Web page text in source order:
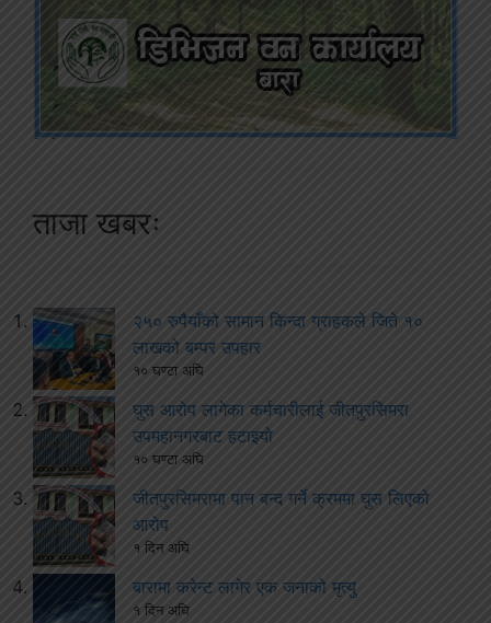
ताजा खबरः
२५० रुपैयाँको सामान किन्दा ग्राहकले जिते १०
लाखको बम्पर उपहार
१० घण्टा अघि
घुस आरोप लागेका कर्मचारीलाई जीतपुरसिमरा
उपमहानगरबाट हटाइयो
१० घण्टा अघि
जीतपुरसिमरामा पान बन्द गर्ने क्रममा घुस लिएको
आरोप
१ दिन अघि
बारामा करेन्ट लागेर एक जनाको मृत्यु
१ दिन अघि